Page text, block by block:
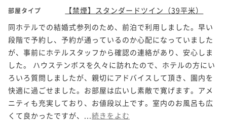
部屋タイプ
【禁煙】スタンダードツイン（39平米）
同ホテルでの結婚式参列のため、前泊で利用しました。早い
段階で予約し、予約が通っているのか心配になっていました
が、事前にホテルスタッフから確認の連絡があり、安心しま
した。 ハウステンボスを久々に訪れたので、ホテルの方にい
ろいろ質問しましたが、親切にアドバイスして頂き、園内を
快適に過ごせました。お部屋は広いし素敵で寛げます。アメ
ニティも充実しており、お値段以上です。室内のお風呂も広
くて良かったですが、... 続きをよむ